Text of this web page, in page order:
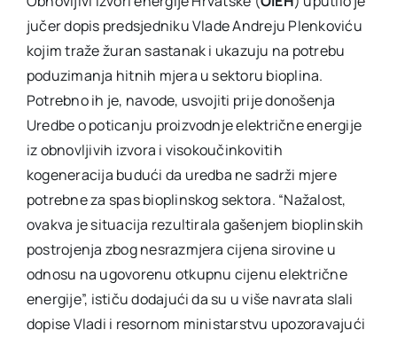
jučer dopis predsjedniku Vlade Andreju Plenkoviću
kojim traže žuran sastanak i ukazuju na potrebu
poduzimanja hitnih mjera u sektoru bioplina.
Potrebno ih je, navode, usvojiti prije donošenja
Uredbe o poticanju proizvodnje električne energije
iz obnovljivih izvora i visokoučinkovitih
kogeneracija budući da uredba ne sadrži mjere
potrebne za spas bioplinskog sektora. “Nažalost,
ovakva je situacija rezultirala gašenjem bioplinskih
postrojenja zbog nesrazmjera cijena sirovine u
odnosu na ugovorenu otkupnu cijenu električne
energije”, ističu dodajući da su u više navrata slali
dopise Vladi i resornom ministarstvu upozoravajući